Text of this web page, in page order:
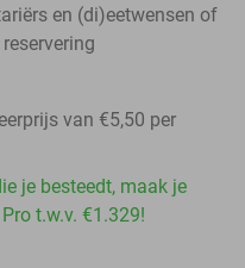
en (di)eetwensen of
van €5,50 per
je besteedt, maak je
t.w.v. €1.329!